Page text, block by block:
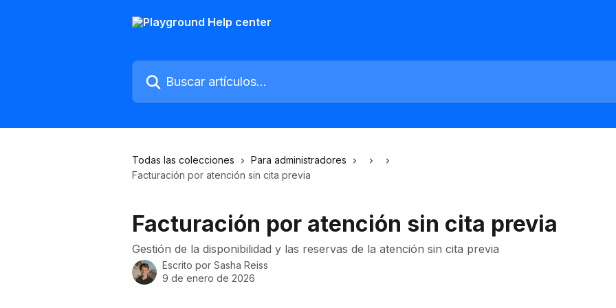
Buscar artículos...
Todas las colecciones
Para administradores
Facturación por atención sin cita previa
Facturación por atención sin cita previa
Gestión de la disponibilidad y las reservas de la atención sin cita previa
Escrito por Sasha Reiss
9 de enero de 2026